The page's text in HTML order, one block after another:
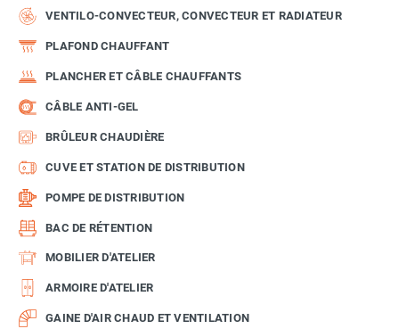
VENTILO-CONVECTEUR, CONVECTEUR ET RADIATEUR
PLAFOND CHAUFFANT
PLANCHER ET CÂBLE CHAUFFANTS
CÂBLE ANTI-GEL
BRÛLEUR CHAUDIÈRE
CUVE ET STATION DE DISTRIBUTION
POMPE DE DISTRIBUTION
BAC DE RÉTENTION
MOBILIER D'ATELIER
ARMOIRE D'ATELIER
GAINE D'AIR CHAUD ET VENTILATION